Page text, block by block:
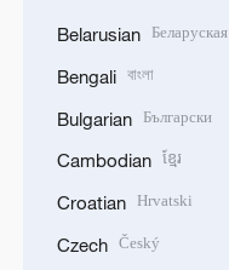
Belarusian Беларуская
Bengali বাংলা
Bulgarian Български
Cambodian ខ្មែរ
Croatian Hrvatski
Czech Český